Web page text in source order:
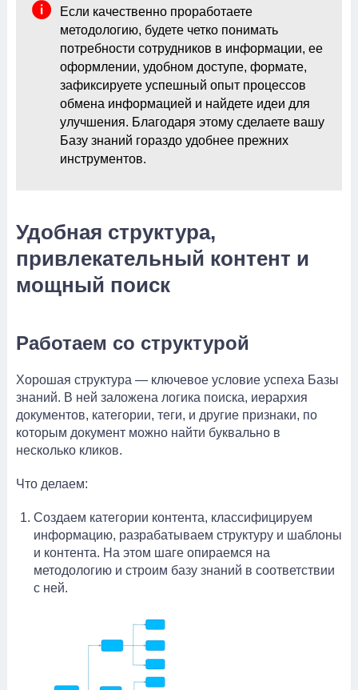
Если качественно проработаете
методологию, будете четко понимать
потребности сотрудников в информации, ее
оформлении, удобном доступе, формате,
зафиксируете успешный опыт процессов
обмена информацией и найдете идеи для
улучшения. Благодаря этому сделаете вашу
Базу знаний гораздо удобнее прежних
инструментов.
Удобная структура,
привлекательный контент и
мощный поиск
Работаем со структурой
Хорошая структура — ключевое условие успеха Базы
знаний. В ней заложена логика поиска, иерархия
документов, категории, теги, и другие признаки, по
которым документ можно найти буквально в
несколько кликов.
Что делаем:
Создаем категории контента, классифицируем
информацию, разрабатываем структуру и шаблоны
и контента. На этом шаге опираемся на
методологию и строим базу знаний в соответствии
с ней.